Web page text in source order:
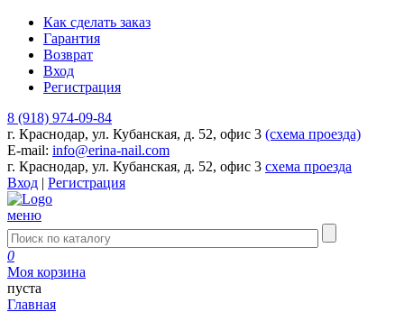
Как сделать заказ
Гарантия
Возврат
Вход
Регистрация
8 (918) 974-09-84
г. Краснодар, ул. Кубанская, д. 52, офис 3 (схема проезда)
E-mail: info@erina-nail.com
г. Краснодар, ул. Кубанская, д. 52, офис 3 схема проезда
Вход | Регистрация
меню
0
Моя корзина
пуста
Главная